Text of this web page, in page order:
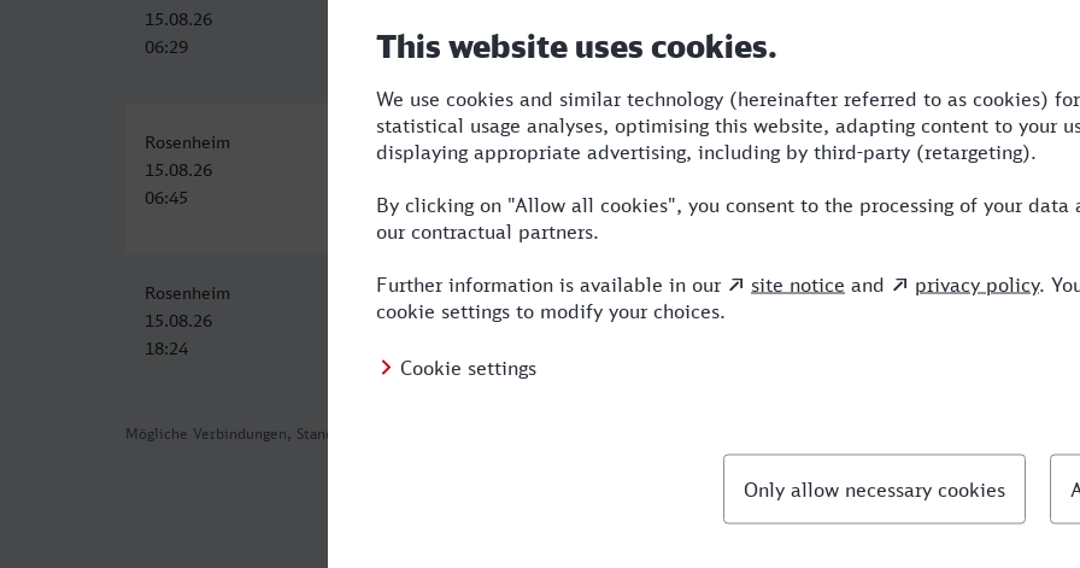
Mögliche Verbindungen, Stand: 2026-08-01 06:14
15.08.26
06:29
10:32
Rosenheim
15.08.26
06:45
Pforzheim Hbf
2 RE,RJ,ICE
Rosenheim
15.08.26
18:24
Pforzheim Hbf
15.08.26
4:48 2 BRB,ARV,ICE